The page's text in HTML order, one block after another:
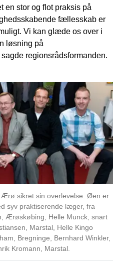
en stor og flot praksis på
fællesskab er
Vi kan glæde os over i
løsning på
regionsrådsformanden.
Ærø sikret sin overlevelse. Øen er
syv praktiserende læger, fra
Ærøskøbing, Helle Munck, snart
Marstal, Helle Kingo
Bregninge, Bernhard Winkler,
Kromann, Marstal.